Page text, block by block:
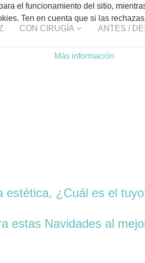
CON CIRUGÍA ANTES /
estética, ¿Cuál es el
estas Navidades al
el funcionamiento del sitio,
Ten en cuenta que si las
Más información